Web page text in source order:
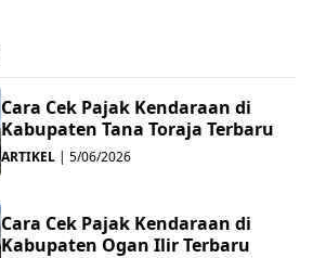
Cara Cek Pajak Kendaraan di
Kabupaten Tana Toraja Terbaru
ARTIKEL | 5/06/2026
Cara Cek Pajak Kendaraan di
Kabupaten Ogan Ilir Terbaru